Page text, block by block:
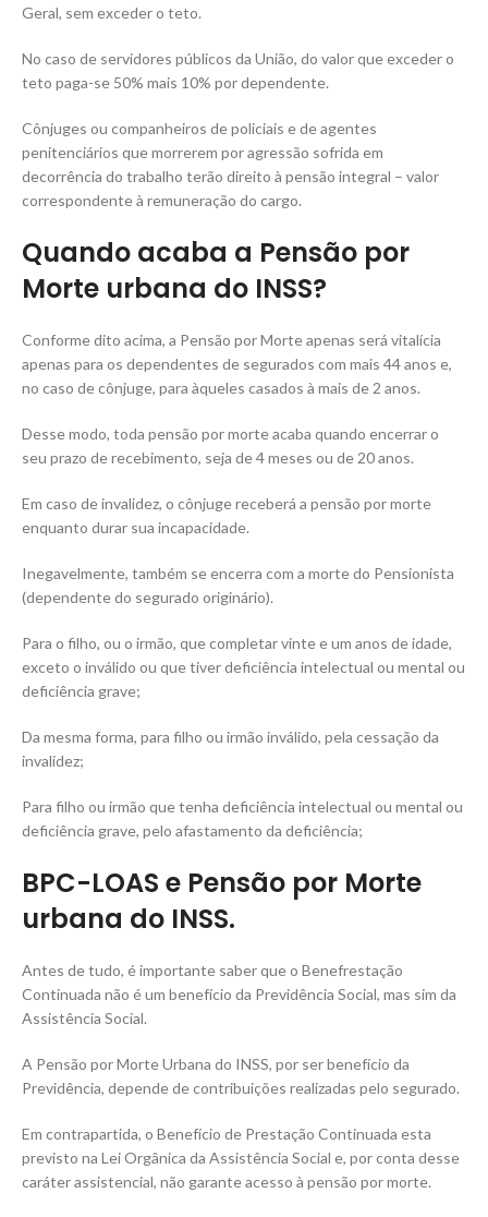
Geral, sem exceder o teto.
No caso de servidores públicos da União, do valor que exceder o
teto paga-se 50% mais 10% por dependente.
Cônjuges ou companheiros de policiais e de agentes
penitenciários que morrerem por agressão sofrida em
decorrência do trabalho terão direito à pensão integral – valor
correspondente à remuneração do cargo.
Quando acaba a Pensão por
Morte urbana do INSS?
Conforme dito acima, a Pensão por Morte apenas será vitalícia
apenas para os dependentes de segurados com mais 44 anos e,
no caso de cônjuge, para àqueles casados à mais de 2 anos.
Desse modo, toda pensão por morte acaba quando encerrar o
seu prazo de recebimento, seja de 4 meses ou de 20 anos.
Em caso de invalidez, o cônjuge receberá a pensão por morte
enquanto durar sua incapacidade.
Inegavelmente, também se encerra com a morte do Pensionista
(dependente do segurado originário).
Para o filho, ou o irmão, que completar vinte e um anos de idade,
exceto o inválido ou que tiver deficiência intelectual ou mental ou
deficiência grave;
Da mesma forma, para filho ou irmão inválido, pela cessação da
invalidez;
Para filho ou irmão que tenha deficiência intelectual ou mental ou
deficiência grave, pelo afastamento da deficiência;
BPC-LOAS e Pensão por Morte
urbana do INSS.
Antes de tudo, é importante saber que o Benefrestação
Continuada não é um benefício da Previdência Social, mas sim da
Assistência Social.
A Pensão por Morte Urbana do INSS, por ser benefício da
Previdência, depende de contribuições realizadas pelo segurado.
Em contrapartida, o Benefício de Prestação Continuada esta
previsto na Lei Orgânica da Assistência Social e, por conta desse
caráter assistencial, não garante acesso à pensão por morte.